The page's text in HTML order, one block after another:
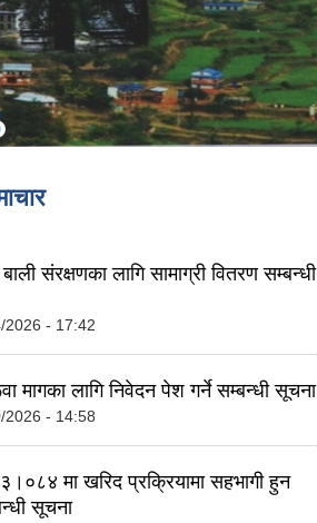
संरक्षणका लागि सामाग्री वितरण सम्बन्धी
2026 - 17:42
मागका लागि निवेदन पेश गर्ने सम्बन्धी सूचना
2026 - 14:58
मा खरिद प्रक्रियामा सहभागी हुन
सूचना